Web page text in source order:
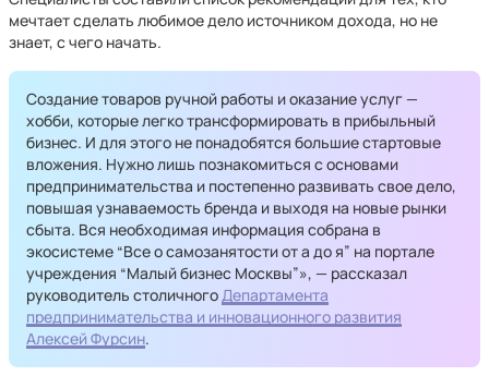
мечтает сделать любимое дело источником дохода, но не
знает, с чего начать.
Создание товаров ручной работы и оказание услуг —
хобби, которые легко трансформировать в прибыльный
бизнес. И для этого не понадобятся большие стартовые
вложения. Нужно лишь познакомиться с основами
предпринимательства и постепенно развивать свое дело,
повышая узнаваемость бренда и выходя на новые рынки
сбыта. Вся необходимая информация собрана в
экосистеме “Все о самозанятости от а до я” на портале
учреждения “Малый бизнес Москвы”», — рассказал
руководитель столичногоДепартамента
предпринимательства и инновационного развития
Алексей Фурсин.